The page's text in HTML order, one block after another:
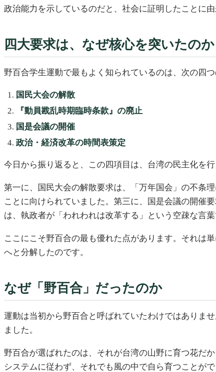
政治能力を示しているのだと、社会に証明したことに由
四大要求は、なぜ核心を突いたのか
野百合学生運動で最もよく知られているのは、次の四つ
国民大会の解散
『動員戡乱時期臨時条款』の廃止
国是会議の開催
政治・経済改革の時間表策定
今日から振り返ると、この四項目は、台湾の民主化を
第一に、国民大会の解散要求は、「万年国会」の不条
ことに向けられていました。第三に、国是会議の開催
は、執政者が「われわれは改革する」という空疎な言
ここにこそ野百合の最も優れた点があります。それは
へと分解したのです。
なぜ「野百合」だったのか
運動は当初から野百合と呼ばれていたわけではありま
ました。
野百合が選ばれたのは、それが台湾の山野に育つ花だ
システムに従わず、それでも風の中で自ら育つことがで